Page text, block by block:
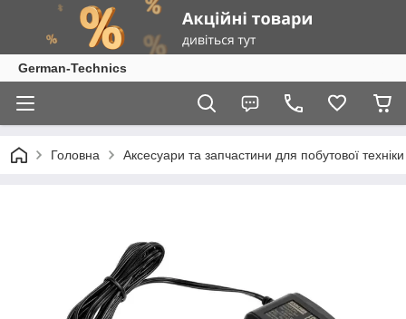
German-Technics
Головна Аксесуари та запчастини для побутової